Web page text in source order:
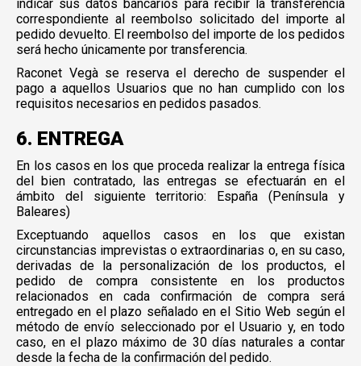
indicar sus datos bancarios para recibir la transferencia
correspondiente al reembolso solicitado del importe al
pedido devuelto. El reembolso del importe de los pedidos
será hecho únicamente por transferencia.
Raconet Vegà se reserva el derecho de suspender el
pago a aquellos Usuarios que no han cumplido con los
requisitos necesarios en pedidos pasados.
6. ENTREGA
En los casos en los que proceda realizar la entrega física
del bien contratado, las entregas se efectuarán en el
ámbito del siguiente territorio: España (Península y
Baleares)
Exceptuando aquellos casos en los que existan
circunstancias imprevistas o extraordinarias o, en su caso,
derivadas de la personalización de los productos, el
pedido de compra consistente en los productos
relacionados en cada confirmación de compra será
entregado en el plazo señalado en el Sitio Web según el
método de envío seleccionado por el Usuario y, en todo
caso, en el plazo máximo de 30 días naturales a contar
desde la fecha de la confirmación del pedido.